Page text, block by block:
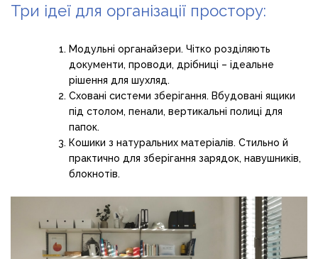
Три ідеї для організації простору:
Модульні органайзери. Чітко розділяють
документи, проводи, дрібниці – ідеальне
рішення для шухляд.
Сховані системи зберігання. Вбудовані ящики
під столом, пенали, вертикальні полиці для
папок.
Кошики з натуральних матеріалів. Стильно й
практично для зберігання зарядок, навушників,
блокнотів.